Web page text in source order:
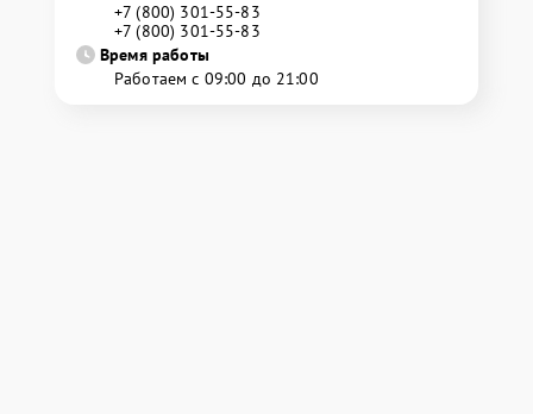
+7 (800) 301-55-83
+7 (800) 301-55-83
Время работы
Работаем с 09:00 до 21:00